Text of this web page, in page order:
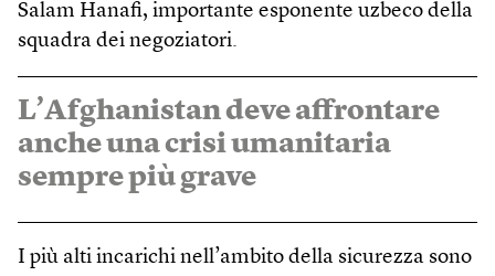
Salam Hanafi, importante esponente uzbeco della
squadra dei nego­ziatori.
L’Afghanistan deve affrontare
anche una crisi umanitaria
sempre più grave
I più alti incarichi nell’ambito della sicurezza sono